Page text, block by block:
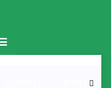
MICHEZO